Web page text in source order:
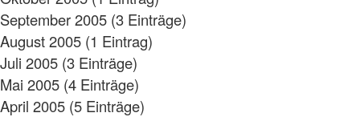
September 2005 (3 Einträge)
August 2005 (1 Eintrag)
Juli 2005 (3 Einträge)
Mai 2005 (4 Einträge)
April 2005 (5 Einträge)